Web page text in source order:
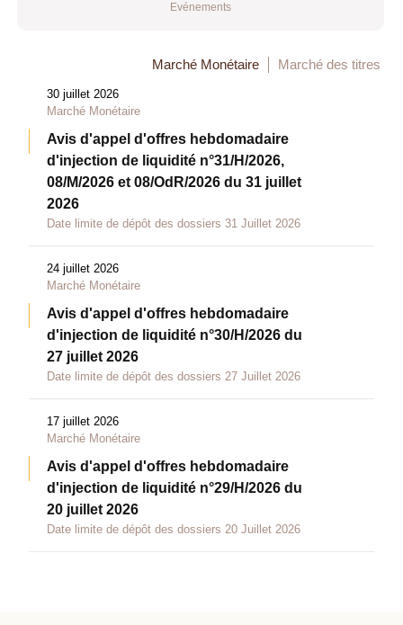
Evénements
Marché Monétaire Marché des titres
30 juillet 2026
Marché Monétaire
Avis d'appel d'offres hebdomadaire
d'injection de liquidité n°31/H/2026,
08/M/2026 et 08/OdR/2026 du 31 juillet
2026
Date limite de dépôt des dossiers 31 Juillet 2026
24 juillet 2026
Marché Monétaire
Avis d'appel d'offres hebdomadaire
d'injection de liquidité n°30/H/2026 du
27 juillet 2026
Date limite de dépôt des dossiers 27 Juillet 2026
17 juillet 2026
Marché Monétaire
Avis d'appel d'offres hebdomadaire
d'injection de liquidité n°29/H/2026 du
20 juillet 2026
Date limite de dépôt des dossiers 20 Juillet 2026